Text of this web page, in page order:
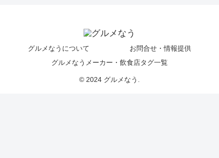
グルメなうについて
お問合せ・情報提供
グルメなうメーカー・飲食店タグ一覧
© 2024 グルメなう.